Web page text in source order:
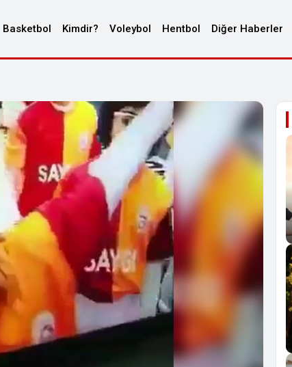
Basketbol Kimdir? Voleybol Hentbol Diğer Haberler